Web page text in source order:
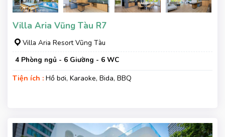
Villa Aria Vũng Tàu R7
Villa Aria Resort Vũng Tàu
4 Phòng ngủ - 6 Giường - 6 WC
Tiện ích : Hồ bơi, Karaoke, Bida, BBQ